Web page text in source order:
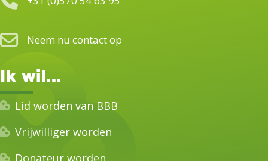
Neem nu contact op
Ik wil...
Lid worden van BBB
Vrijwilliger worden
Donateur worden